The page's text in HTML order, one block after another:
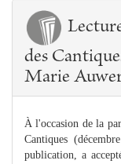
des
Marie
À l'occasion de la
Cantiques
publication, a